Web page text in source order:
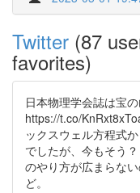
Twitter (87
favorites)
日本物理学会誌は宝
https://t.co/
ックスウェル方程式
でしたが、今もそう
のやり方が広まらな
ど。